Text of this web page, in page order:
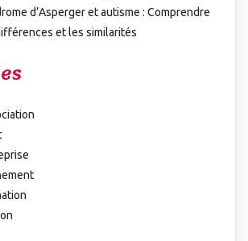
d’Asperger et autisme : Comprendre
et les similarités